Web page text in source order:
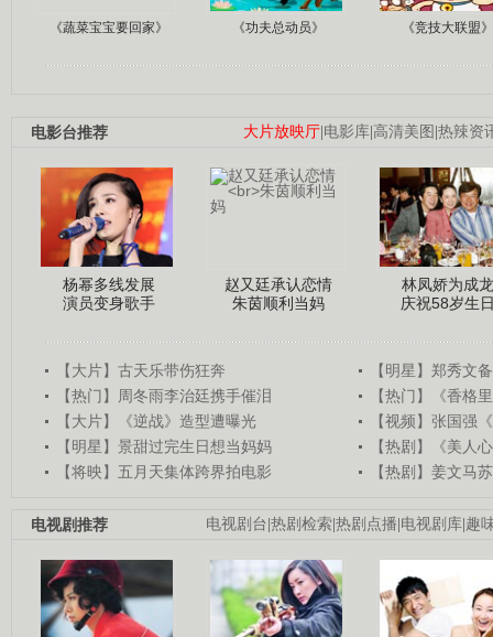
《蔬菜宝宝要回家》 《功夫总动员》 《竞技大联盟》
大片放映厅 电影库 高清美图 热辣资
电影台推荐
杨幂多线发展
演员变身歌手
赵又廷承认恋情
朱茵顺利当妈
林凤娇为成龙
庆祝58岁生
【大片】古天乐带伤狂奔
【明星】郑秀文
【热门】周冬雨李治廷携手催泪
【热门】《香格
【大片】《逆战》造型遭曝光
【视频】张国强
【明星】景甜过完生日想当妈妈
【热剧】《美人
【将映】五月天集体跨界拍电影
【热剧】姜文马
电视剧台 热剧检索 热剧点播 电视剧库 趣
电视剧推荐